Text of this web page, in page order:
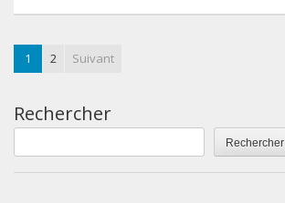
1 2 Suivant
Rechercher
Rechercher